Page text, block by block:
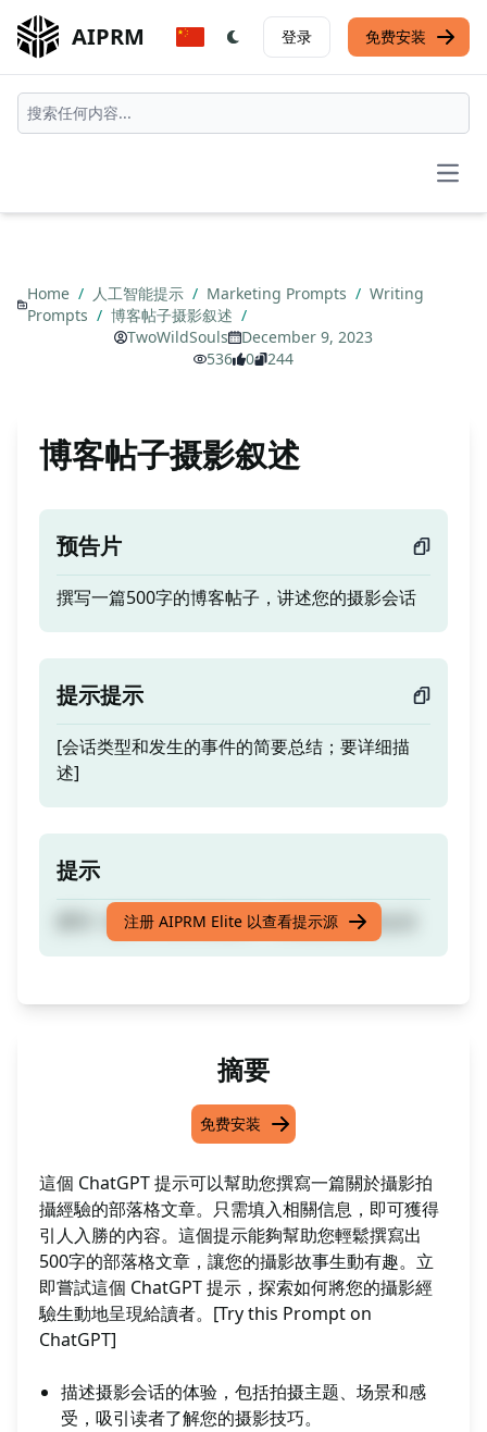
AIPRM 登录 免费安装
Home / 人工智能提示 / Marketing Prompts / Writing
Prompts / 博客帖子摄影叙述 /
TwoWildSouls
December 9, 2023
536
0 244
博客帖子摄影叙述
预告片
撰写一篇500字的博客帖子，讲述您的摄影会话
提示提示
[会话类型和发生的事件的简要总结；要详细描
述]
提示
撰写一篇500字的博客帖子，讲述您的摄影会话
注册 AIPRM Elite 以查看提示源
摘要
免费安装
這個 ChatGPT 提示可以幫助您撰寫一篇關於攝影拍
攝經驗的部落格文章。只需填入相關信息，即可獲得
引人入勝的內容。這個提示能夠幫助您輕鬆撰寫出
500字的部落格文章，讓您的攝影故事生動有趣。立
即嘗試這個 ChatGPT 提示，探索如何將您的攝影經
驗生動地呈現給讀者。[Try this Prompt on
ChatGPT]
描述摄影会话的体验，包括拍摄主题、场景和感
受，吸引读者了解您的摄影技巧。